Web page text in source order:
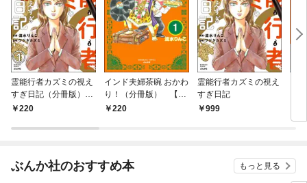
霊能行者カズミの視え
すぎ日記（分冊版）
【第1話】
220
インド夫婦茶碗 おかわ
り！（分冊版） 【第
1話】
220
霊能行者カズミの視え
すぎ日記
999
ぶんか社のおすすめ本 もっと見る